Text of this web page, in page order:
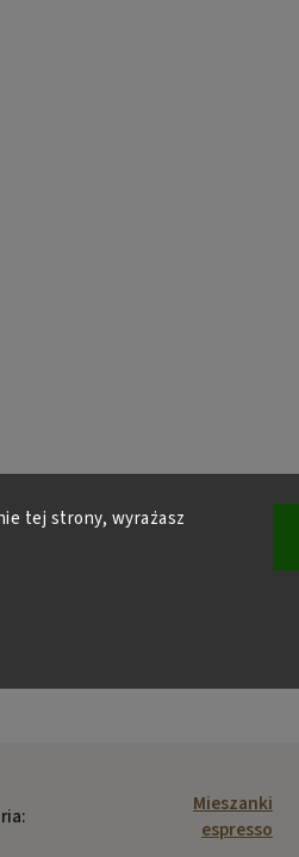
tej strony, wyrażasz
:
Mieszanki
espresso